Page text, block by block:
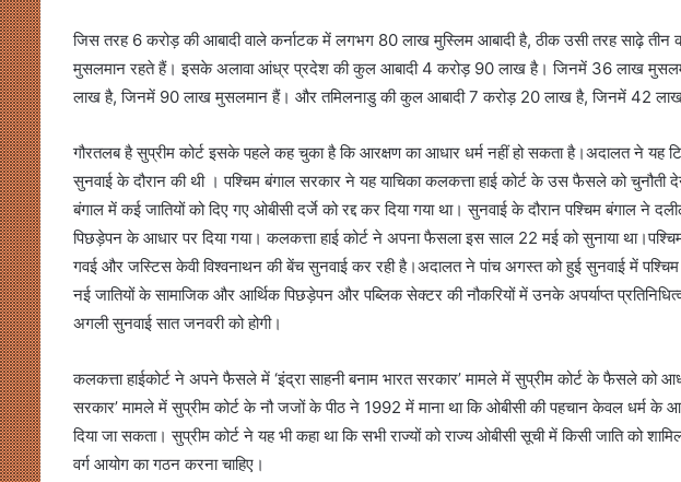
जिस तरह 6 करोड़ की आबादी वाले कर्नाटक में लगभग 80 लाख मुस्लिम आबादी है, ठीक उसी तरह साढ़े तीन
मुसलमान रहते हैं। इसके अलावा आंध्र प्रदेश की कुल आबादी 4 करोड़ 90 लाख है। जिनमें 36 लाख
लाख है, जिनमें 90 लाख मुसलमान हैं। और तमिलनाडु की कुल आबादी 7 करोड़ 20 लाख है, जिनमें 42
गौरतलब है सुप्रीम कोर्ट इसके पहले कह चुका है कि आरक्षण का आधार धर्म नहीं हो सकता है।अदालत ने यह
सुनवाई के दौरान की थी । पश्चिम बंगाल सरकार ने यह याचिका कलकत्ता हाई कोर्ट के उस फैसले को
बंगाल में कई जातियों को दिए गए ओबीसी दर्जे को रद्द कर दिया गया था। सुनवाई के दौरान पश्चिम बंगाल ने
पिछड़ेपन के आधार पर दिया गया। कलकत्ता हाई कोर्ट ने अपना फैसला इस साल 22 मई को सुनाया
गवई और जस्टिस केवी विश्वनाथन की बेंच सुनवाई कर रही है।अदालत ने पांच अगस्त को हुई सुनवाई में
नई जातियों के सामाजिक और आर्थिक पिछड़ेपन और पब्लिक सेक्टर की नौकरियों में उनके अपर्याप्त
अगली सुनवाई सात जनवरी को होगी।
कलकत्ता हाईकोर्ट ने अपने फैसले में ‘इंद्रा साहनी बनाम भारत सरकार’ मामले में सुप्रीम कोर्ट के फैसले को
सरकार’ मामले में सुप्रीम कोर्ट के नौ जजों के पीठ ने 1992 में माना था कि ओबीसी की पहचान केवल धर्म के
दिया जा सकता। सुप्रीम कोर्ट ने यह भी कहा था कि सभी राज्यों को राज्य ओबीसी सूची में किसी जाति को
वर्ग आयोग का गठन करना चाहिए।